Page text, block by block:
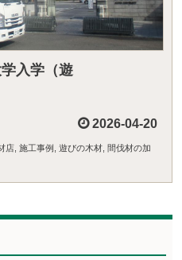
入学（遊
2026-04-20
店 施工事例 遊びの木材 間伐材の加